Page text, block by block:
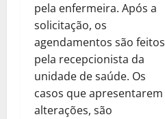
pela enfermeira. Após a
solicitação, os
agendamentos são feitos
pela recepcionista da
unidade de saúde. Os
casos que apresentarem
alterações, são